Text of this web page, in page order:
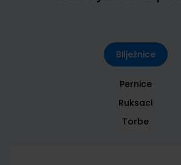
Bilježnice
Pernice
Ruksaci
Torbe